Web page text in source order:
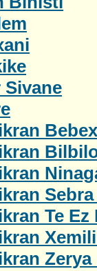
Sivane
Te
Zerya